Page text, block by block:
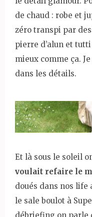
de chaud : robe et
zéro transpi par
pierre d’alun et
mieux comme ça.
dans les détails.
Et là sous le soleil
voulait refaire le
doués dans nos life
le sale boulot à